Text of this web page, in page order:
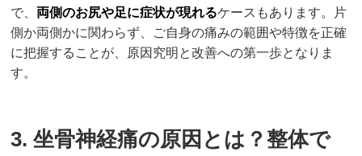
で、 両側のお尻や足に症状が現れるケースもあります。片
側か両側かに関わらず、ご自身の痛みの範囲や特徴を正確
に把握することが、原因究明と改善への第一歩となりま
す。
3. 坐骨神経痛の原因とは？整体で